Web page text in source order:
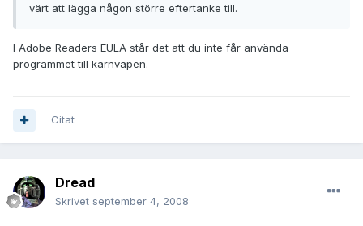
värt att lägga någon större eftertanke till.
I Adobe Readers EULA står det att du inte får använda
programmet till kärnvapen.
Citat
Dread
Skrivet september 4, 2008